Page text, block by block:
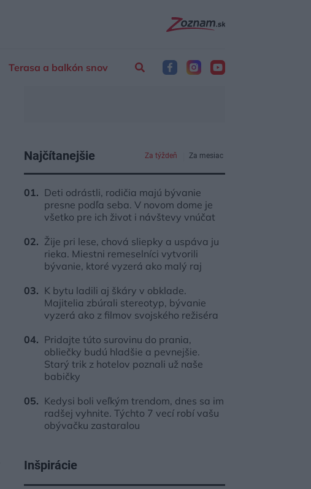
Terasa a balkón snov
Najčítanejšie Za týždeň Za mesiac
Deti odrástli, rodičia majú bývanie
presne podľa seba. V novom dome je
všetko pre ich život i návštevy vnúčat
Žije pri lese, chová sliepky a uspáva ju
rieka. Miestni remeselníci vytvorili
bývanie, ktoré vyzerá ako malý raj
K bytu ladili aj škáry v obklade.
Majitelia zbúrali stereotyp, bývanie
vyzerá ako z filmov svojského režiséra
Pridajte túto surovinu do prania,
obliečky budú hladšie a pevnejšie.
Starý trik z hotelov poznali už naše
babičky
Kedysi boli veľkým trendom, dnes sa im
radšej vyhnite. Týchto 7 vecí robí vašu
obývačku zastaralou
Inšpirácie